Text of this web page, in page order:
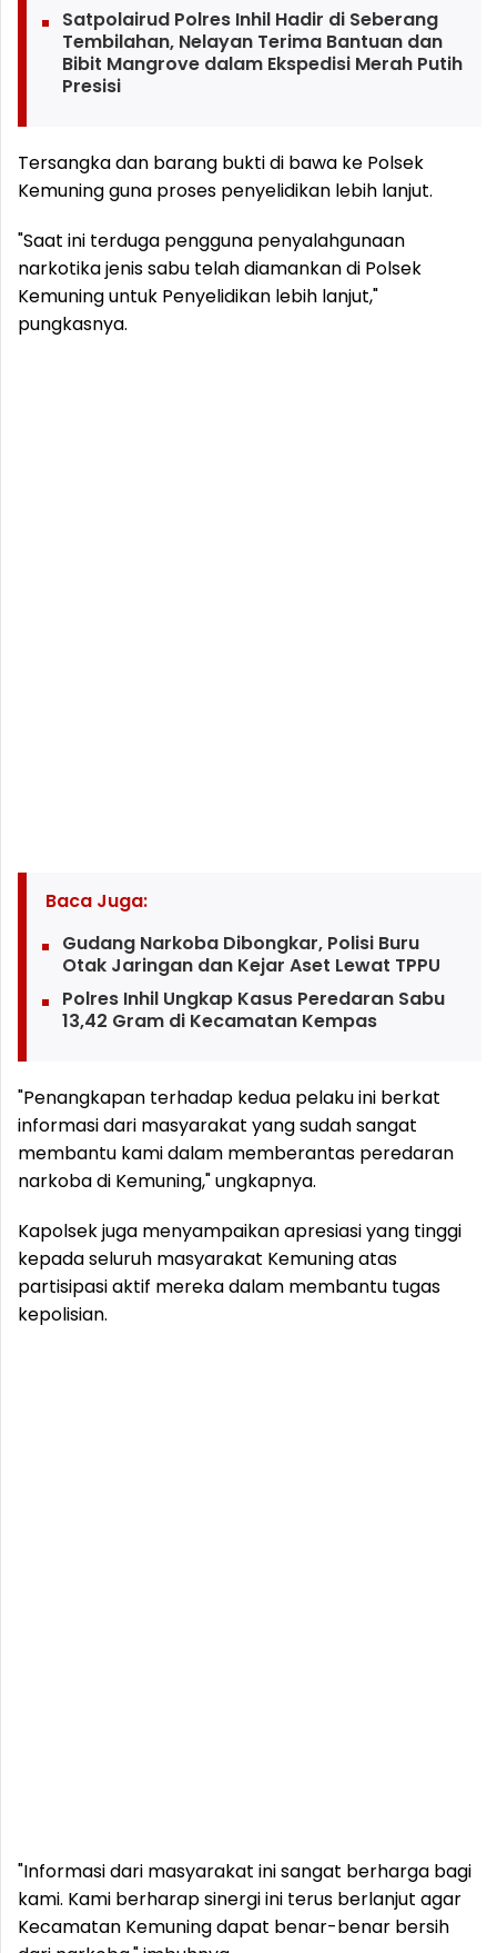
Satpolairud Polres Inhil Hadir di Seberang
Tembilahan, Nelayan Terima Bantuan dan
Bibit Mangrove dalam Ekspedisi Merah Putih
Presisi
Tersangka dan barang bukti di bawa ke Polsek
Kemuning guna proses penyelidikan lebih lanjut.
"Saat ini terduga pengguna penyalahgunaan
narkotika jenis sabu telah diamankan di Polsek
Kemuning untuk Penyelidikan lebih lanjut,"
pungkasnya.
Baca Juga:
Gudang Narkoba Dibongkar, Polisi Buru
Otak Jaringan dan Kejar Aset Lewat TPPU
Polres Inhil Ungkap Kasus Peredaran Sabu
13,42 Gram di Kecamatan Kempas
"Penangkapan terhadap kedua pelaku ini berkat
informasi dari masyarakat yang sudah sangat
membantu kami dalam memberantas peredaran
narkoba di Kemuning," ungkapnya.
Kapolsek juga menyampaikan apresiasi yang tinggi
kepada seluruh masyarakat Kemuning atas
partisipasi aktif mereka dalam membantu tugas
kepolisian.
"Informasi dari masyarakat ini sangat berharga bagi
kami. Kami berharap sinergi ini terus berlanjut agar
Kecamatan Kemuning dapat benar-benar bersih